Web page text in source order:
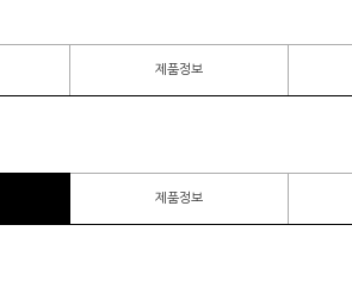
제품정보
제품정보